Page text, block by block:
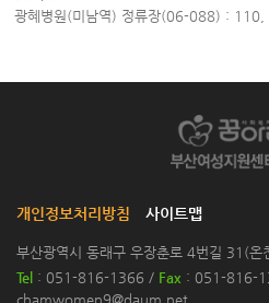
광혜병원(미남역) 정류장(06-088) : 110,
개인정보처리방침 사이트맵
부산광역시 동래구 우장춘로 4번길 31(온
Tel : 051-816-1366 / Fax : 051-816-
chamwomen9@daum.net